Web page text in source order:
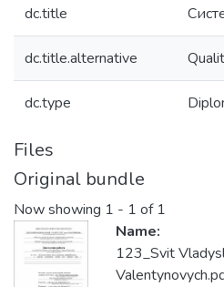
dc.title
dc.title.alternative
dc.type
Files
Original bundle
Now showing 1 - 1 of 1
Name:
123_Svit